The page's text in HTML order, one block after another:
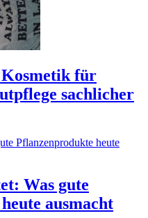
Kosmetik für
sachlicher
Was gute
ausmacht